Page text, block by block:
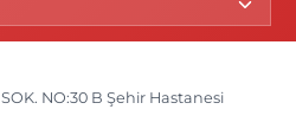
NO:30 B Şehir Hastanesi